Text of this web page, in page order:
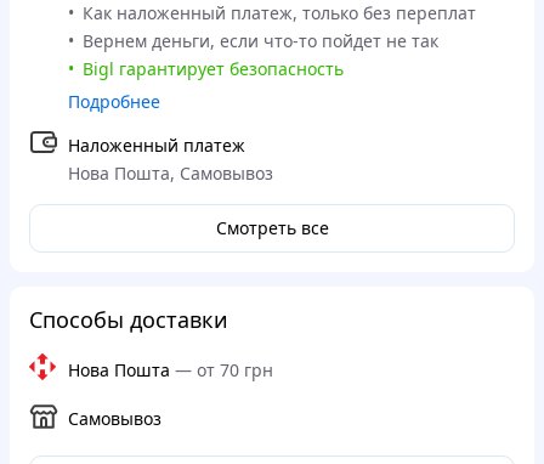
Как наложенный платеж, только без переплат
Вернем деньги, если что-то пойдет не так
Bigl гарантирует безопасность
Подробнее
Наложенный платеж
Нова Пошта, Самовывоз
Смотреть все
Способы доставки
Нова Пошта — от 70 грн
Самовывоз